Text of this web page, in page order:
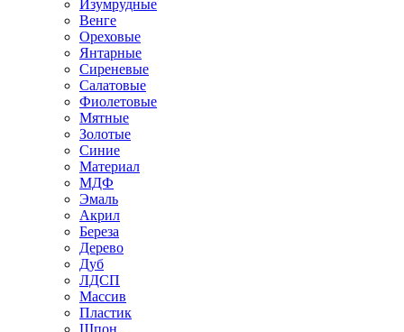
Изумрудные
Венге
Ореховые
Янтарные
Сиреневые
Салатовые
Фиолетовые
Мятные
Золотые
Синие
Материал
МДФ
Эмаль
Акрил
Береза
Дерево
Дуб
ЛДСП
Массив
Пластик
Шпон